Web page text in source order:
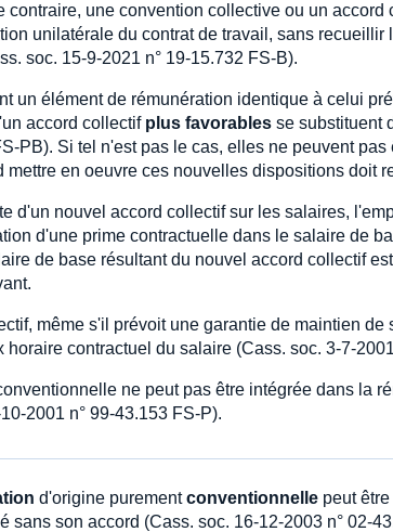
contraire, une convention collective ou un
unilatérale du contrat de travail, sans
soc. 15-9-2021 n° 19-15.732 FS-B).
un élément de rémunération identique à celui
accord collectif plus favorables se substituent
PB). Si tel n'est pas le cas, elles ne peuvent
mettre en oeuvre ces nouvelles dispositions doit
d'un nouvel accord collectif sur les salaires,
d'une prime contractuelle dans le salaire de
de base résultant du nouvel accord collectif
même s'il prévoit une garantie de maintien
horaire contractuel du salaire (Cass. soc. 3-7-
ne peut pas être intégrée dans la
2001 n° 99-43.153 FS-P).
d'origine purementconventionnelle peut
sans son accord (Cass. soc. 16-12-2003 n° 02-